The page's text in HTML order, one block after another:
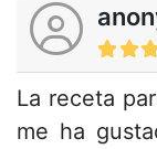
La receta
me ha